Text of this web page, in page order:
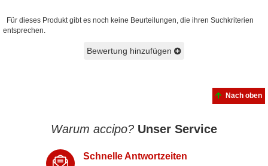
Für dieses Produkt gibt es noch keine Beurteilungen, die ihren Suchkriterien
entsprechen.
Bewertung hinzufügen
Nach oben
Warum accipo? Unser Service
Schnelle Antwortzeiten